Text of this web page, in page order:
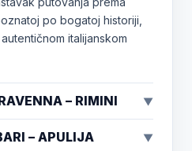
po bogatoj historiji,
italijanskom
– RIMINI ▼
– APULIJA ▼